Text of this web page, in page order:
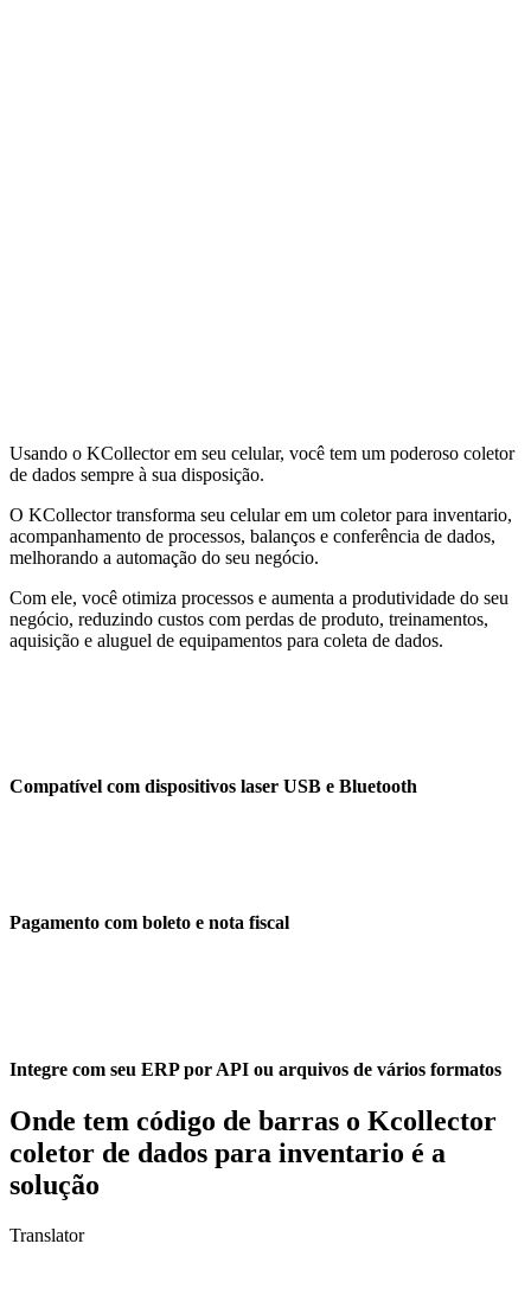
Usando o KCollector em seu celular, você tem um poderoso coletor
de dados sempre à sua disposição.
O KCollector transforma seu celular em um coletor para inventario,
acompanhamento de processos, balanços e conferência de dados,
melhorando a automação do seu negócio.
Com ele, você otimiza processos e aumenta a produtividade do seu
negócio, reduzindo custos com perdas de produto, treinamentos,
aquisição e aluguel de equipamentos para coleta de dados.
Compatível com dispositivos laser USB e Bluetooth
Pagamento com boleto e nota fiscal
Integre com seu ERP por API ou arquivos de vários formatos
Onde tem código de barras o Kcollector
coletor de dados para inventario é a
solução
Translator